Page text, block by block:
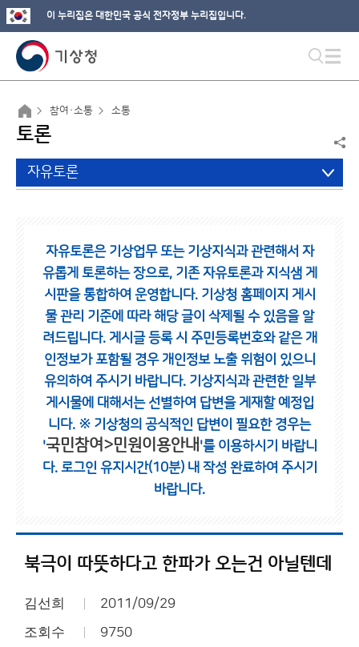
이 누리집은 대한민국 공식 전자정부 누리집입니다.
참여·소통 소통
토론
자유토론
자유토론은 기상업무 또는 기상지식과 관련해서 자
유롭게 토론하는 장으로, 기존 자유토론과 지식샘 게
시판을 통합하여 운영합니다. 기상청 홈페이지 게시
물 관리 기준에 따라 해당 글이 삭제될 수 있음을 알
려드립니다. 게시글 등록 시 주민등록번호와 같은 개
인정보가 포함될 경우 개인정보 노출 위험이 있으니
유의하여 주시기 바랍니다. 기상지식과 관련한 일부
게시물에 대해서는 선별하여 답변을 게재할 예정입
니다. ※ 기상청의 공식적인 답변이 필요한 경우는
'국민참여>민원이용안내 '를 이용하시기 바랍니
다. 로그인 유지시간(10분) 내 작성 완료하여 주시기
바랍니다.
북극이 따뜻하다고 한파가 오는건 아닐텐데
김선희 2011/09/29
조회수 9750